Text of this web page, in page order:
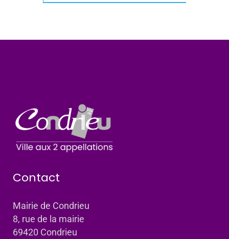
Contact
Mairie de Condrieu
8, rue de la mairie
69420 Condrieu